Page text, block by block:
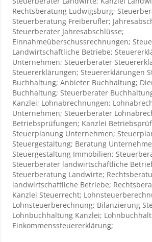
Rechtsberatung Ludwigsburg;
Steuerberatung Freiberufler;
Steuerberater Jahresabschlüsse;
Einnahmeüberschussrechnungen;
Landwirtschaftliche Betriebe;
Unternehmen; Steuerberater
Steuererklärungen; Steuererklärungen
Buchhaltung; Anbieter Buchhaltung;
Buchhaltung; Steuerberater
Kanzlei; Lohnabrechnungen;
Unternehmen; Steuerberater
Betriebsprüfungen; Kanzlei
Steuerplanung Unternehmen;
Steuergestaltung; Beratung
Steuergestaltung Immobilien;
Steuerberater landwirtschaftliche
Steuerberatung Landwirte;
landwirtschaftliche Betriebe;
Kanzlei Steuerrecht;
Lohnsteuerberechnung; Bilanzierung
Lohnbuchhaltung Kanzlei;
Einkommenssteuererklärung;